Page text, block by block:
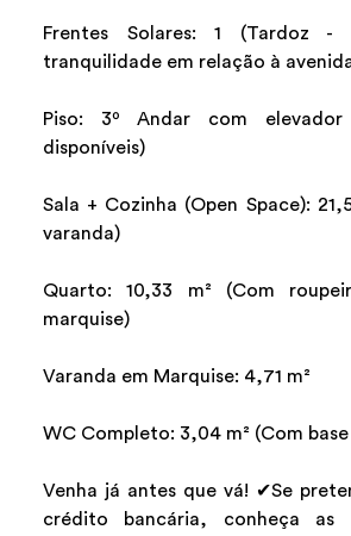
Frentes Solares: 1 (Tardoz -
tranquilidade em relação à
Piso: 3º Andar com elevador
disponíveis)
Sala + Cozinha (Open Space):
varanda)
Quarto: 10,33 m² (Com
marquise)
Varanda em Marquise: 4,71 m²
WC Completo: 3,04 m² (Com
Venha já antes que vá! ✔Se
crédito bancária, conheça as